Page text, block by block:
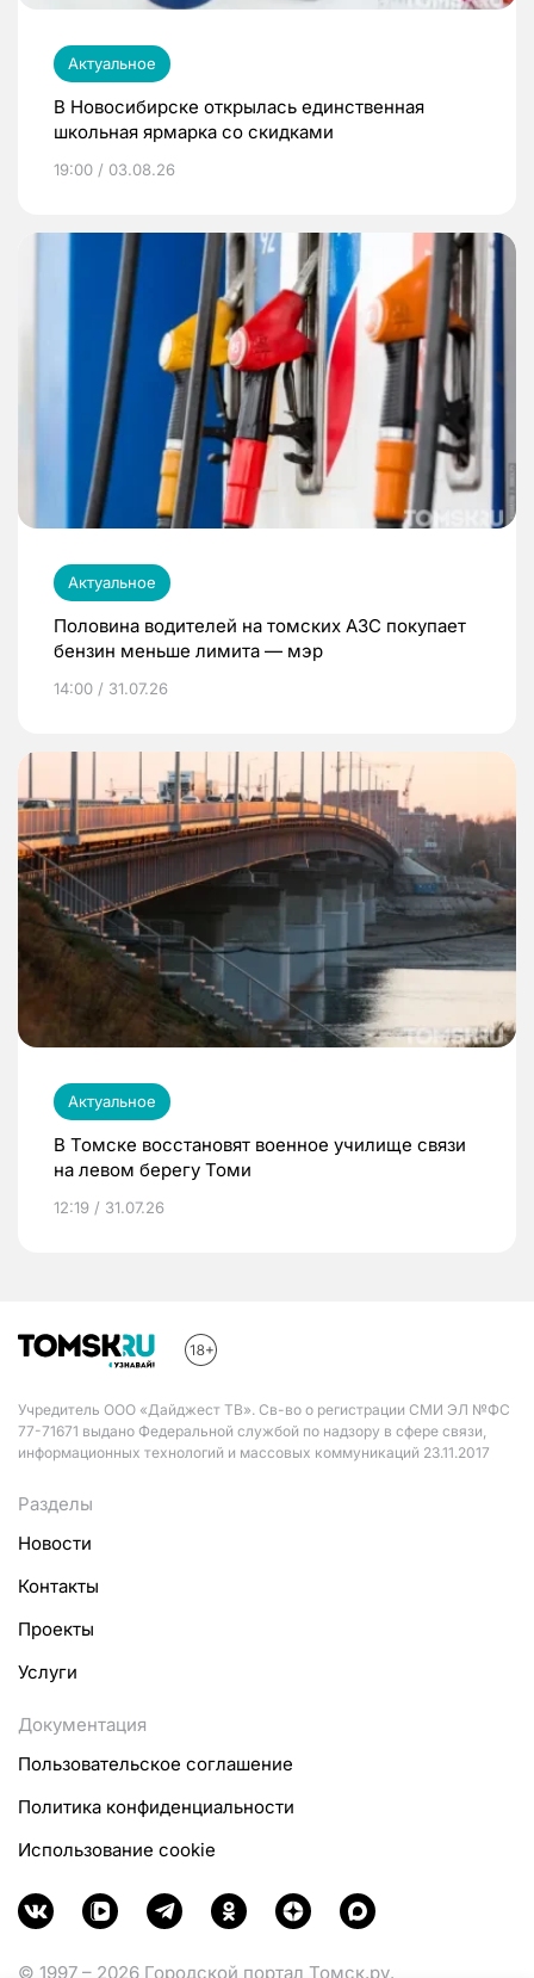
Актуальное
В Новосибирске открылась единственная
школьная ярмарка со скидками
19:00 / 03.08.26
Актуальное
Половина водителей на томских АЗС покупает
бензин меньше лимита — мэр
14:00 / 31.07.26
Актуальное
В Томске восстановят военное училище связи
на левом берегу Томи
12:19 / 31.07.26
Учредитель ООО «Дайджест ТВ». Св-во о регистрации СМИ ЭЛ №ФС
77-71671 выдано Федеральной службой по надзору в сфере связи,
информационных технологий и массовых коммуникаций 23.11.2017
Разделы
Новости
Контакты
Проекты
Услуги
Документация
Пользовательское соглашение
Политика конфиденциальности
Использование cookie
© 1997 – 2026 Городской портал Томск.ру.